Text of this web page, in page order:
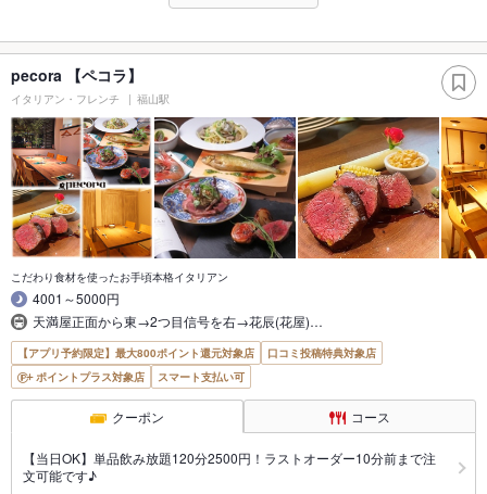
pecora 【ペコラ】
イタリアン・フレンチ 福山駅
こだわり食材を使ったお手頃本格イタリアン
4001～5000円
天満屋正面から東→2つ目信号を右→花辰(花屋)…
【アプリ予約限定】最大800ポイント還元対象店
口コミ投稿特典対象店
ポイントプラス対象店
スマート支払い可
クーポン コース
【当日OK】単品飲み放題120分2500円！ラストオーダー10分前まで注
文可能です♪